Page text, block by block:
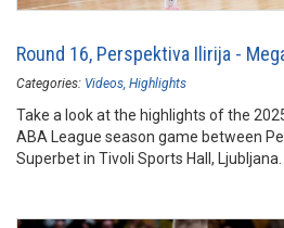
Round 16, Perspektiva Ilirija -
Categories: Videos Highlights
Take a look at the highlights of the
ABA League season game between
Superbet in Tivoli Sports Hall, Ljubljana.